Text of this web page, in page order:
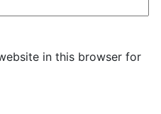
in this browser for